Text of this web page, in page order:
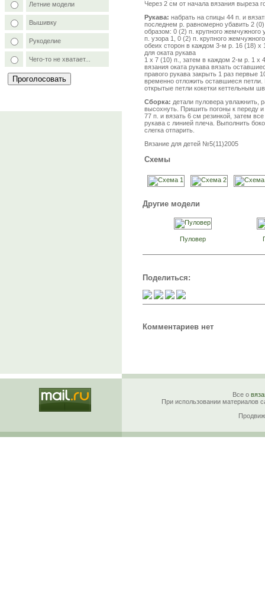
Летние модели
Вышивку
Рукоделие
Чего-то не хватает...
Через 2 см от начала вязания выреза
Рукава: набрать на спицы 44 п. и
последнем р. равномерно убавить 2
образом: 0 (2) п. крупного жемчужного
п. узора 1, 0 (2) п. крупного
обеих сторон в каждом 3-м р. 16 (18) х
для оката рукава
1 x 7 (10) п., затем в каждом 2-м р. 1 х
вязания оката рукава вязать
правого рукава закрыть 1 раз первые
временно отложить оставшиеся петли.
открытые петли кокетки кеттельным
Сборка: детали пуловера увлажнить,
высохнуть. Пришить погоны к переду
77 п. и вязать 6 см резинкой, затем
рукава с линией плеча. Выполнить
слегка отпарить.
Вязание для детей №5(11)2005
Схемы
Другие модели
Пуловер
Поделиться:
Комментариев нет
Все о
При использовании материалов